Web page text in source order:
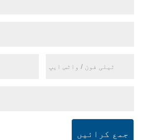
جمع کرائیں